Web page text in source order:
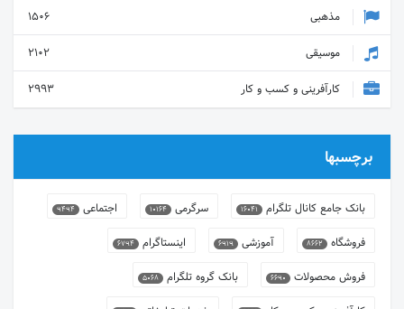
مذهبی
1506
موسیقی
2102
کارآفرینی و کسب و کار
2993
برچسبها
بانک جامع کانال تلگرام 16041 سرگرمی 10164 اجتماعی 9494
فروشگاه 8662 آموزشی 6919 اینستاگرام 6794
فروش محصولات 6690 بانک گروه تلگرام 5068